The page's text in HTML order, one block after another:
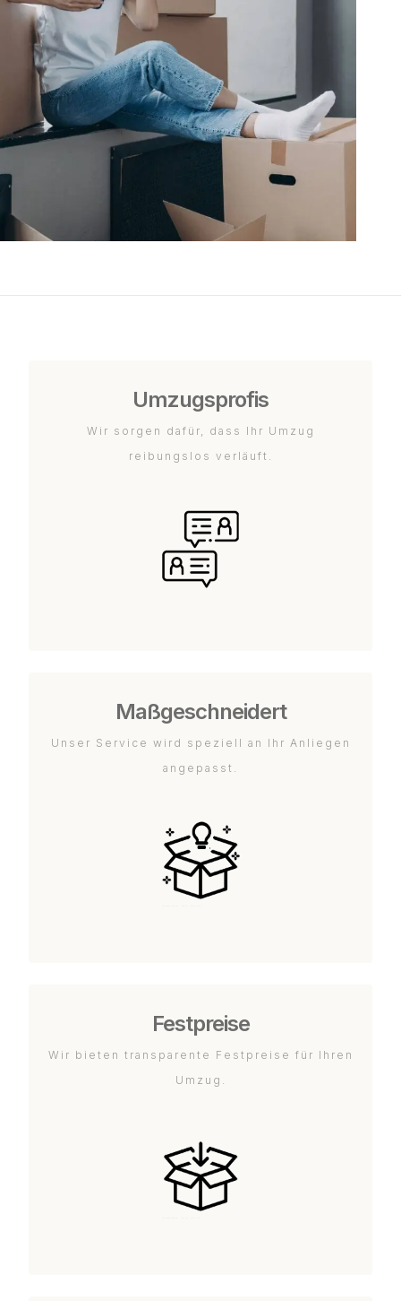
Umzugsprofis
Wir sorgen dafür, dass Ihr Umzug
reibungslos verläuft.
Maßgeschneidert
Unser Service wird speziell an Ihr Anliegen
angepasst.
Festpreise
Wir bieten transparente Festpreise für Ihren
Umzug.